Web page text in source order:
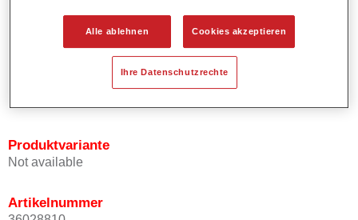
1,5 Spritzgängen.
Bietet ein gutes Standvermögen.
Verfügt über ein hohes Deckvermögen.
Besitzt eine hohe Farbtongenauigkeit.
Produktvariante
Not available
Artikelnummer
Alle ablehnen Cookies akzeptieren
Ihre Datenschutzrechte